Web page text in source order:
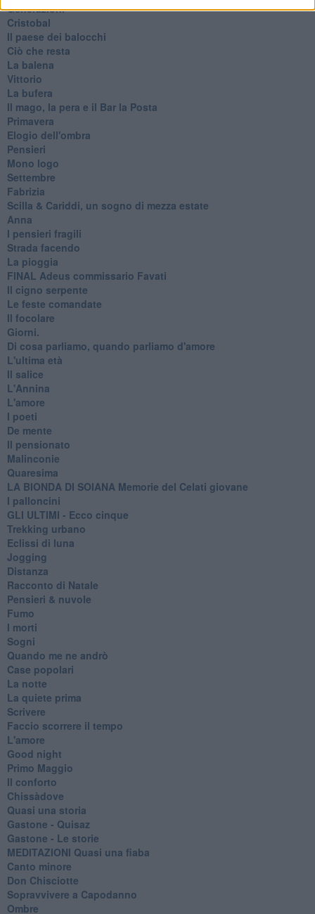
Generazioni
Cristobal
Il paese dei balocchi
Ciò che resta
La balena
Vittorio
La bufera
Il mago, la pera e il Bar la Posta
Primavera
Elogio dell'ombra
Pensieri
Mono logo
Settembre
Fabrizia
​Scilla & Cariddi, un sogno di mezza estate
Anna
I pensieri fragili
Strada facendo
La pioggia
FINAL Adeus commissario Favati
Il cigno serpente
Le feste comandate
Il focolare
Giorni.
Di cosa parliamo, quando parliamo d'amore
L'ultima età
Il salice
L'Annina
L'amore
I poeti
De mente
Il pensionato
Malinconie
Quaresima
LA BIONDA DI SOIANA Memorie del Celati giovane
I palloncini
GLI ULTIMI - Ecco cinque
Trekking urbano
Eclissi di luna
Jogging
Distanza
Racconto di Natale
Pensieri & nuvole
Fumo
I morti
Sogni
Quando me ne andrò
Case popolari
La notte
La quiete prima
Scrivere
Faccio scorrere il tempo
L'amore
Good night
Primo Maggio
Il conforto
Chissàdove
Quasi una storia
Gastone - Quisaz
Gastone - Le storie
MEDITAZIONI Quasi una fiaba
Canto minore
Don Chisciotte
Sopravvivere a Capodanno
Ombre